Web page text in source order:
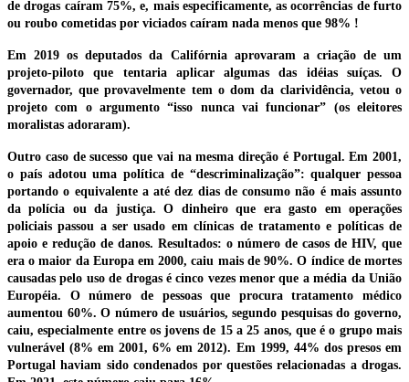
de drogas caíram 75%, e, mais especificamente, as ocorrências de furto
ou roubo cometidas por viciados caíram nada menos que 98% !
Em 2019 os deputados da Califórnia aprovaram a criação de um
projeto-piloto que tentaria aplicar algumas das idéias suíças. O
governador, que provavelmente tem o dom da clarividência, vetou o
projeto com o argumento “isso nunca vai funcionar” (os eleitores
moralistas adoraram).
Outro caso de sucesso que vai na mesma direção é Portugal. Em 2001,
o país adotou uma política de “descriminalização”: qualquer pessoa
portando o equivalente a até dez dias de consumo não é mais assunto
da polícia ou da justiça. O dinheiro que era gasto em operações
policiais passou a ser usado em clínicas de tratamento e políticas de
apoio e redução de danos. Resultados: o número de casos de HIV, que
era o maior da Europa em 2000, caiu mais de 90%. O índice de mortes
causadas pelo uso de drogas é cinco vezes menor que a média da União
Européia. O número de pessoas que procura tratamento médico
aumentou 60%. O número de usuários, segundo pesquisas do governo,
caiu, especialmente entre os jovens de 15 a 25 anos, que é o grupo mais
vulnerável (8% em 2001, 6% em 2012). Em 1999, 44% dos presos em
Portugal haviam sido condenados por questões relacionadas a drogas.